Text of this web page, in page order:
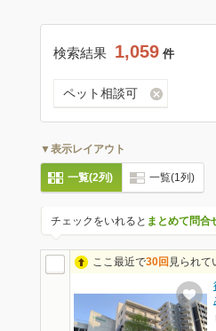
検索結果 1,059 件
ペット相談可
▼表示レイアウト
一覧(2列) 一覧(1列)
チェックをいれると まとめて問合
ここ最近で30回 見られて